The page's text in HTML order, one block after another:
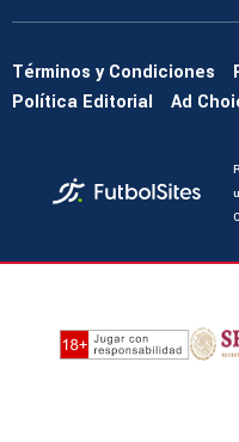
Términos y Condiciones
Política Editorial
Ad